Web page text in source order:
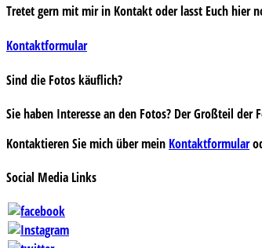
Tretet gern mit mir in Kontakt oder lasst Euch hier
Kontaktformular
Sind die Fotos käuflich?
Sie haben Interesse an den Fotos? Der Großteil
Kontaktieren Sie mich über mein Kontaktformular
Social Media Links